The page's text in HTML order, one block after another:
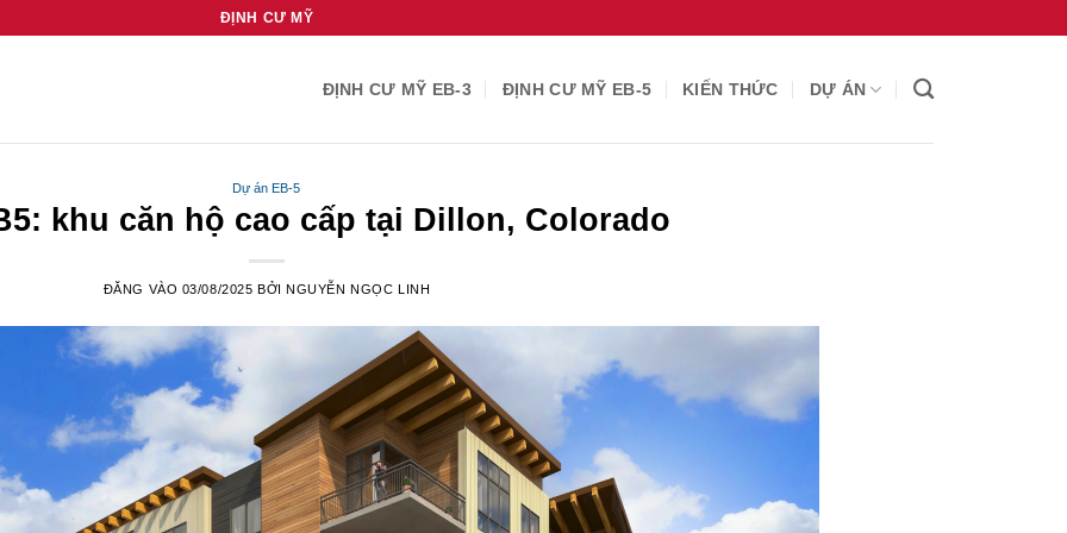
ĐỊNH CƯ MỸ
ĐỊNH CƯ MỸ EB-3 ĐỊNH CƯ MỸ EB-5 KIẾN THỨC DỰ ÁN
Dự án EB-5
khu căn hộ cao cấp tại Dillon, Colorado
ĐĂNG VÀO 03/08/2025 BỞINGUYỄN NGỌC LINH